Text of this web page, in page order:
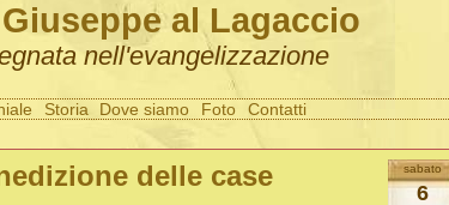
al Lagaccio
nell'evangelizzazione
Storia Dove siamo Foto Contatti
sabato
6
delle case